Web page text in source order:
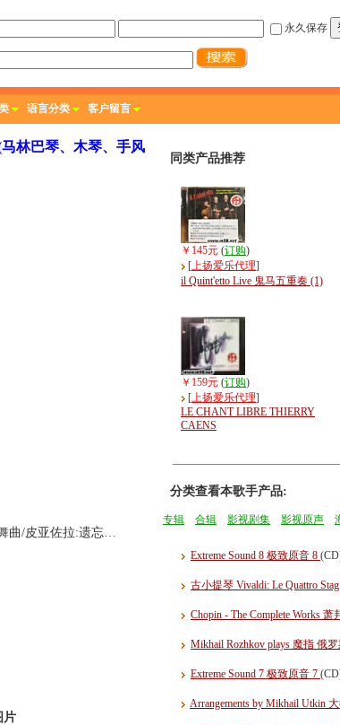
永久保存
语言分类 客户留言
林巴琴、木琴、手风
曲/皮亚佐拉:遗忘…
片
同类产品推荐
￥145元 (订购)
[上扬爱乐代理]
il Quint'etto Live 鬼马五重奏 (1)
￥159元 (订购)
[上扬爱乐代理]
LE CHANT LIBRE THIERRY
CAENS
分类查看本歌手产品:
专辑 合辑 影视剧集 影视原声
Extreme Sound 8 极致原音 8
古小提琴 Vivaldi: Le Quattro
Chopin - The Complete Works
Mikhail Rozhkov plays 魔指 俄
Extreme Sound 7 极致原音 7
Arrangements by Mikhail Utkin